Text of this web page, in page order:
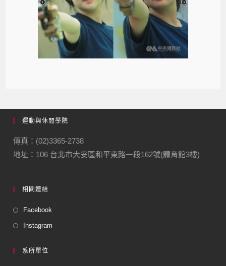
運動與休閒學院
傳真：(02)3365-2738
地址：106 台北市大安區和平東路一段162號(體育館3樓)
相關連結
Facebook
Instagram
系所單位